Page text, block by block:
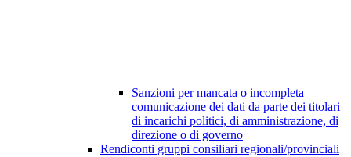
Sanzioni per mancata o incompleta
comunicazione dei dati da parte dei titolari
di incarichi politici, di amministrazione, di
direzione o di governo
Rendiconti gruppi consiliari regionali/provinciali